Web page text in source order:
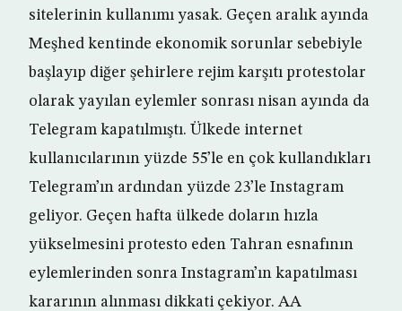
sitelerinin kullanımı yasak. Geçen aralık ayında
Meşhed kentinde ekonomik sorunlar sebebiyle
başlayıp diğer şehirlere rejim karşıtı protestolar
olarak yayılan eylemler sonrası nisan ayında da
Telegram kapatılmıştı. Ülkede internet
kullanıcılarının yüzde 55’le en çok kullandıkları
Telegram’ın ardından yüzde 23’le Instagram
geliyor. Geçen hafta ülkede doların hızla
yükselmesini protesto eden Tahran esnafının
eylemlerinden sonra Instagram’ın kapatılması
kararının alınması dikkati çekiyor. AA